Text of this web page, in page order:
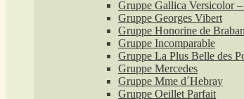
Gruppe Gallica Versicolor
Gruppe Georges Vibert
Gruppe Honorine de
Gruppe Incomparable
Gruppe La Plus Belle des
Gruppe Mercedes
Gruppe Mme d´Hebray
Gruppe Oeillet Parfait